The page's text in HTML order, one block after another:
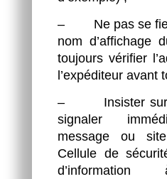
– Ne pas se fier
nom d’affichage
toujours vérifier
l’expéditeur avant
– Insister sur
signaler
message ou
Cellule de
d’information